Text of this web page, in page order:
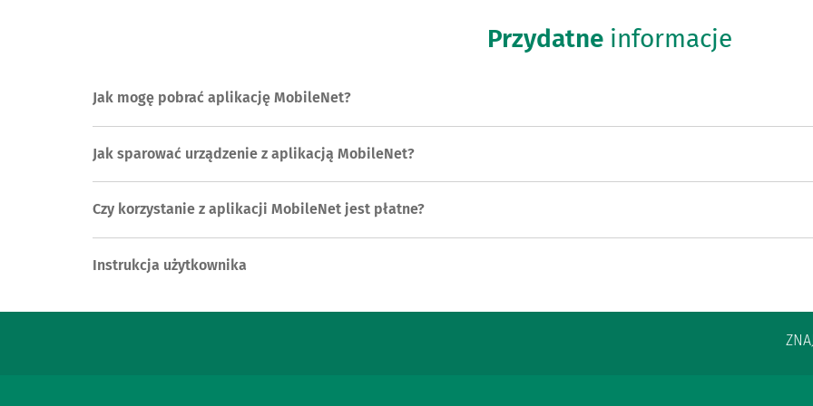
Przydatne informacje
Jak mogę pobrać aplikację MobileNet?
Jak sparować urządzenie z aplikacją MobileNet?
Czy korzystanie z aplikacji MobileNet jest płatne?
Instrukcja użytkownika